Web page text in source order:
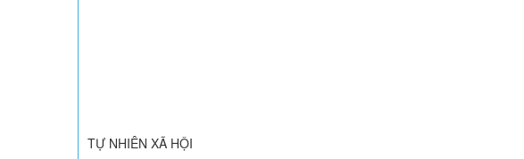
TỰ NHIÊN XÃ HỘI